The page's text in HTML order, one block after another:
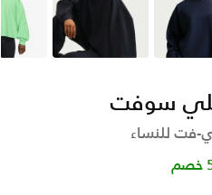
أزرق أسود
فت للنساء